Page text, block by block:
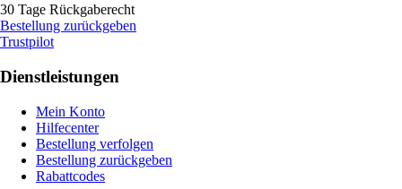
30 Tage Rückgaberecht
Bestellung zurückgeben
Trustpilot
Dienstleistungen
Mein Konto
Hilfecenter
Bestellung verfolgen
Bestellung zurückgeben
Rabattcodes